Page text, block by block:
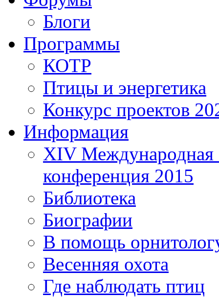
Блоги
Программы
КОТР
Птицы и энергетика
Конкурс проектов
Информация
XIV Международная
конференция 2015
Библиотека
Биографии
В помощь
Весенняя охота
Где наблюдать птиц